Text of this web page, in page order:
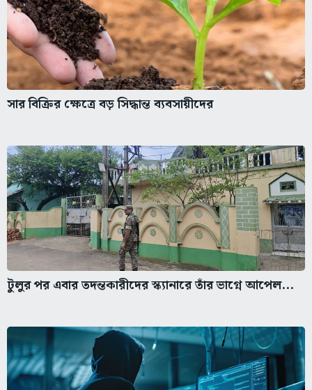
সার বিক্রির ক্ষেত্রে বড় সিদ্ধান্ত ব্যবসায়ীদের
টুলুর পর এবার তদন্তকারীদের স্ক্যানারে তাঁর ভাগ্নে আপেল...